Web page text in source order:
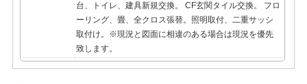
台、トイレ、建具新規交換。 CF玄関タイル交換。 フロ
ーリング、畳、全クロス張替。照明取付、二重サッシ
取付け。※現況と図面に相違のある場合は現況を優先
致します。